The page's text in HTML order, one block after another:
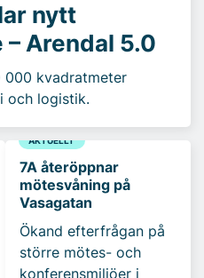
nytt
Arendal 5.0
000 kvadratmeter
och logistik.
AKTUELLT
7A återöppnar
mötesvåning på
Vasagatan
Ökand efterfrågan på
större mötes- och
konferensmiljöer i